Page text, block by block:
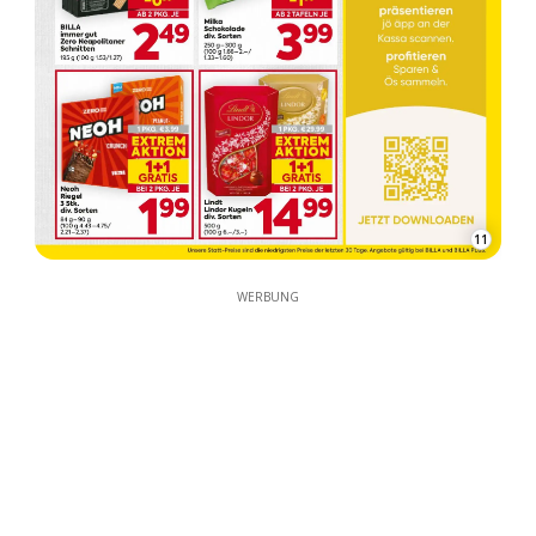
11
WERBUNG